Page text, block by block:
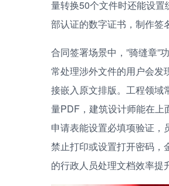
量转换50个文件时还能设
部认证的数字证书，制作签
合同签署场景中，”骑缝章”
常处理涉外文件的用户会发
接嵌入原文排版。工程领域
量PDF，建筑设计师能在上
申请表能设置必填项验证，
禁止打印或设置打开密码，
的行政人员处理文档效率提